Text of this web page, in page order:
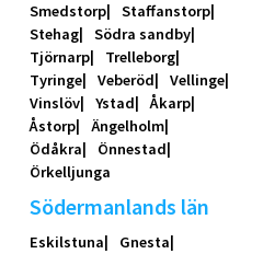
Smedstorp
Staffanstorp
Stehag
Södra sandby
Tjörnarp
Trelleborg
Tyringe
Veberöd
Vellinge
Vinslöv
Ystad
Åkarp
Åstorp
Ängelholm
Ödåkra
Önnestad
Örkelljunga
Södermanlands län
Eskilstuna
Gnesta